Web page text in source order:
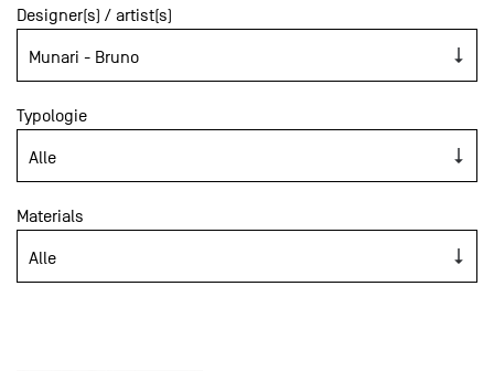
Designer(s) / artist(s)
Typologie
Materials